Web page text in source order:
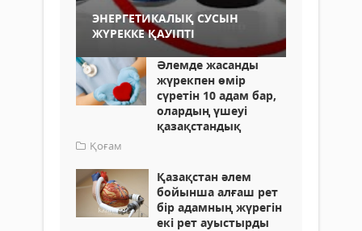
ЭНЕРГЕТИКАЛЫҚ СУСЫН
ЖҮРЕККЕ ҚАУІПТІ
Әлемде жасанды
жүрекпен өмір
сүретін 10 адам бар,
олардың үшеуі
қазақстандық
Қоғам
Қазақстан әлем
бойынша алғаш рет
бір адамның жүрегін
екі рет ауыстырды